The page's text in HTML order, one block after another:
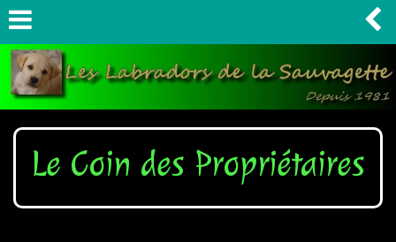
Le Coin des Propriétaires